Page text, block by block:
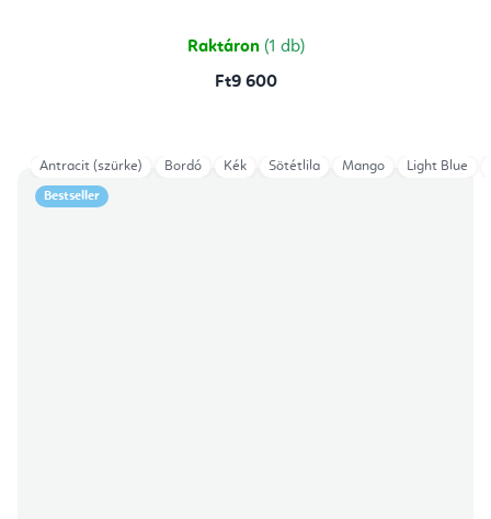
csillag.
Raktáron (1 db)
Ft9 600
Bestseller
Antracit (szürke) Bordó Kék Sötétlila Mango Light Blue